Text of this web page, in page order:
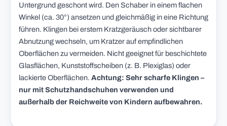
Untergrund geschont wird. Den Schaber in einem flachen
Winkel (ca. 30°) ansetzen und gleichmäßig in eine Richtung
führen. Klingen bei erstem Kratzgeräusch oder sichtbarer
Abnutzung wechseln, um Kratzer auf empfindlichen
Oberflächen zu vermeiden. Nicht geeignet für beschichtete
Glasflächen, Kunststoffscheiben (z. B. Plexiglas) oder
lackierte Oberflächen. Achtung: Sehr scharfe Klingen –
nur mit Schutzhandschuhen verwenden und
außerhalb der Reichweite von Kindern aufbewahren.